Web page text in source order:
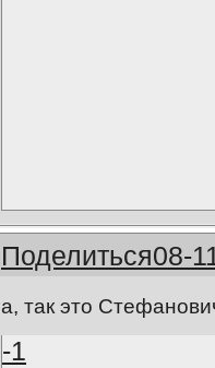
Поделиться08-
а, так это
-1